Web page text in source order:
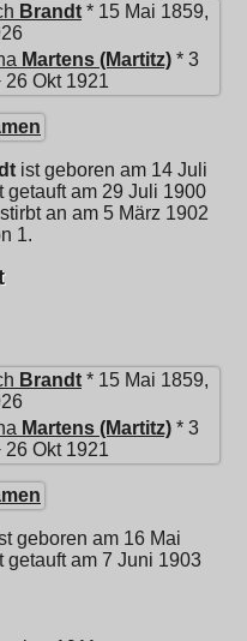
Brandt * 15 Mai 1859,
Martens (Martitz) * 3
26 Okt 1921
ist geboren am 14 Juli
getauft am 29 Juli 1900
an am 5 März 1902
1.
Brandt * 15 Mai 1859,
Martens (Martitz) * 3
26 Okt 1921
geboren am 16 Mai
getauft am 7 Juni 1903